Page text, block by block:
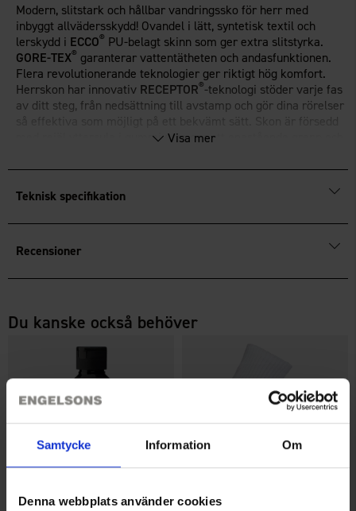
Samtycke Information Om
Denna webbplats använder cookies
Modern, slitstark och hållbar vandringssko för herr med
inbyggt allvädersskydd! Ovandel i lätt, syntetisk textil och
lerskydd i ECCO® PU-belagt skinn som ger extra slitstyrka.
GORE-TEX® garanterar vattentätheten och andasfunktionen.
Flera revolutionerande teknologier ger riktigt hög komfort.
Herrskon har innovativ RECEPTOR®-teknologi stöder varje fas
av ditt steg, från nedsättning till avstamp och gör dina rörelser
med rejäl yttersula i gummi som ger ett enastående grepp och
Visa mer
Teknisk specifikation
Recensioner
Du kanske också behöver